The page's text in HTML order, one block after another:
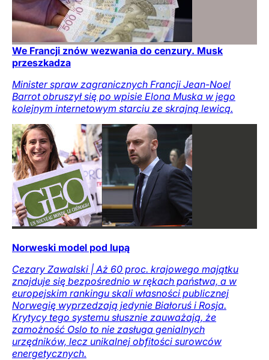
We Francji znów wezwania do cenzury. Musk
przeszkadza
Minister spraw zagranicznych Francji Jean-Noel
Barrot obruszył się po wpisie Elona Muska w jego
kolejnym internetowym starciu ze skrajną lewicą.
Norweski model pod lupą
Cezary Zawalski | Aż 60 proc. krajowego majątku
znajduje się bezpośrednio w rękach państwa, a w
europejskim rankingu skali własności publicznej
Norwegię wyprzedzają jedynie Białoruś i Rosja.
Krytycy tego systemu słusznie zauważają, że
zamożność Oslo to nie zasługa genialnych
urzędników, lecz unikalnej obfitości surowców
energetycznych.